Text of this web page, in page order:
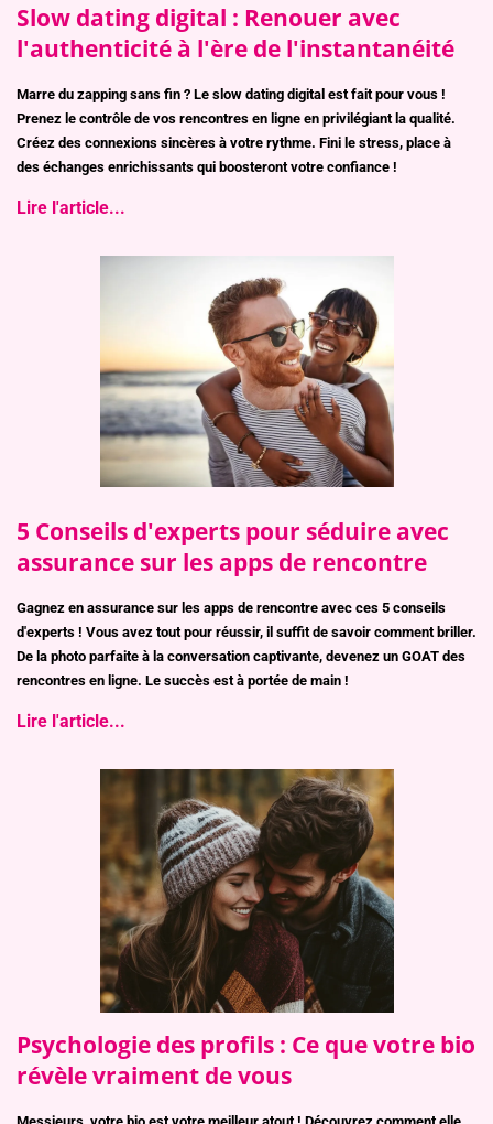
Slow dating digital : Renouer avec
l'authenticité à l'ère de l'instantanéité
Marre du zapping sans fin ? Le slow dating digital est fait pour vous !
Prenez le contrôle de vos rencontres en ligne en privilégiant la qualité.
Créez des connexions sincères à votre rythme. Fini le stress, place à
des échanges enrichissants qui boosteront votre confiance !
Lire l'article...
5 Conseils d'experts pour séduire avec
assurance sur les apps de rencontre
Gagnez en assurance sur les apps de rencontre avec ces 5 conseils
d'experts ! Vous avez tout pour réussir, il suffit de savoir comment briller.
De la photo parfaite à la conversation captivante, devenez un GOAT des
rencontres en ligne. Le succès est à portée de main !
Lire l'article...
Psychologie des profils : Ce que votre bio
révèle vraiment de vous